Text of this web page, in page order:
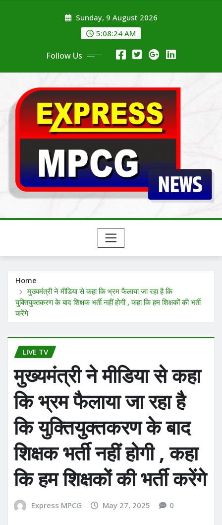
Sunday, 9 August 2026
5:08:25 AM
Follow Us
Home
मुख्यमंत्री ने मीडिया से कहा कि भ्रम फैलाया जा रहा है कि
युक्तियुक्तकरण के बाद शिक्षक भर्ती नहीं होगी , कहा कि हम शिक्षकों की भर्ती
करेंगे
LIVE TV
मुख्यमंत्री ने मीडिया से कहा
कि भ्रम फैलाया जा रहा है
कि युक्तियुक्तकरण के बाद
शिक्षक भर्ती नहीं होगी , कहा
कि हम शिक्षकों की भर्ती करेंगे
Express MPCG May 27, 2025 0